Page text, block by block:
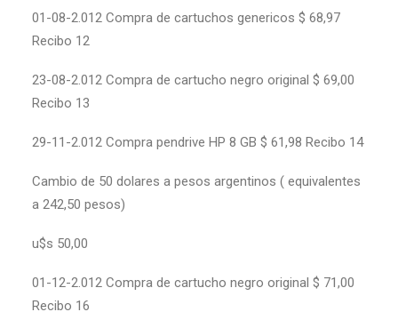
01-08-2.012 Compra de cartuchos genericos $ 68,97
Recibo 12
23-08-2.012 Compra de cartucho negro original $ 69,00
Recibo 13
29-11-2.012 Compra pendrive HP 8 GB $ 61,98 Recibo 14
Cambio de 50 dolares a pesos argentinos ( equivalentes
a 242,50 pesos)
u$s 50,00
01-12-2.012 Compra de cartucho negro original $ 71,00
Recibo 16